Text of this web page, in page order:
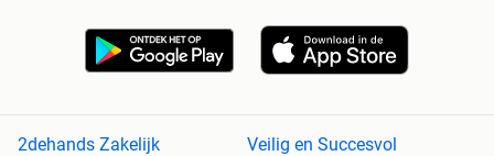
2dehands Zakelijk Veilig en Succesvol